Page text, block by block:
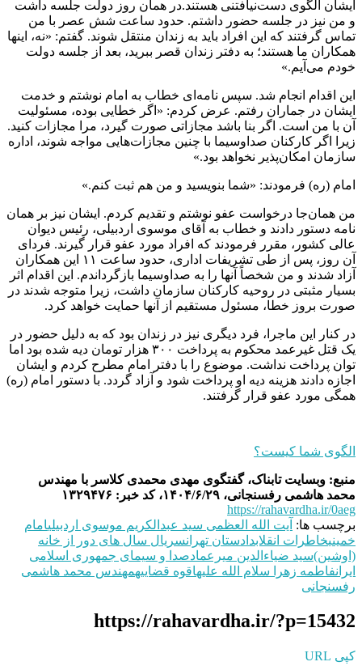
ایشان الگوی دست‌نیافتنی هستند.در همان روز دولت جلسه داشت
و من نیز در جلسه حضور داشتم. حدود ساعت شش عصر با من
تماس گرفتند که این افراد باید به زندان منتقل شوند. گفتم: «نه، اینها
همکاران ما هستند؛ به دفتر زندان قصر ببرید، بعد از جلسه دولت
خودم می‌آیم.»
این اقدام انجام شد. سپس نامه‌ای خطاب به امام نوشتم و خدمت
ایشان در جماران رفتم. عرض کردم: «اگر خطایی بوده، مسئولیت
آن با من است. اگر بنا باشد مجازاتی صورت گیرد، مرا مجازات کنید.
زیرا اگر کارکنان صداوسیما با چنین مجازات‌هایی مواجه شوند، اداره
سازمان امکان‌پذیر نخواهد بود.»
امام (ره) فرمودند: «شما بنویسید و من هم ثبت کنم.»
من همان‌جا درخواست عفو نوشتم و تقدیم کردم. ایشان نیز بر همان
نامه دستور دادند و خطاب به آقای موسوی اردبیلی، رئیس دیوان
عالی کشور، مقرر فرمودند که افراد مورد عفو قرار گیرند. فردای
آن روز، پس از طی تشریفات اداری، حدود ساعت ۱۱ این همکاران
آزاد شدند و من شخصاً آنها را به صداوسیما بازگرداندم. این اقدام اثر
بسیار مثبتی در روحیه کارکنان سازمان داشت، زیرا متوجه شدند در
صورت بروز خطا، مسئول مستقیم از آنها حمایت خواهد کرد.
در کنار این ماجرا، فرد دیگری نیز در زندان بود که به دلیل حضور در
یک قتل غیرعمد محکوم به پرداخت ۳۰۰ هزار تومان دیه شده بود اما
توان پرداخت نداشت. موضوع را با دفتر امام مطرح کردم و ایشان
اجازه دادند هزینه دیه او پرداخت شود و آزاد گردد. با دستور امام (ره)
همگی مورد عفو قرار گرفتند.
الگوی شما کیست؟
منبع: وبسایت تابناک، گفتگوی مهدی محمدی کلاسر با مهندس
محمد هاشمی رفسنجانی، ۱۴۰۴/۶/۲۹، کد خبر: ۱۳۲۹۴۷۶
https://rahavardha.ir/0aeg
برچسب ها: آیت الله العظمی سید عبدالکریم موسوی اردبیلیامام
خمینیخاطرات انقلابدادستان تهرانسریال سال های دور از خانه
(اوشین)سید ضياءالدين ميرعمادصدا و سیمای جمهوری اسلامی
ایرانفاطمه زهرا سلام الله علیهاقوه قضاییهمهندس محمد هاشمی
رفسنجانی
https://rahavardha.ir/?p=15432
کپی URL